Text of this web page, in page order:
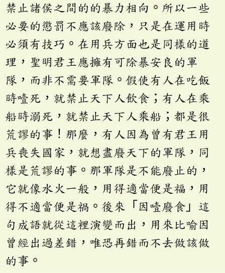
禁止諸侯之間的的暴力相向。所以一些
必要的懲罰不應該廢除，只是在運用時
必須有技巧。在用兵方面也是同樣的道
理，聖明君王應擁有可除暴安良的軍
隊，而非不需要軍隊。假使有人在吃飯
時噎死，就禁止天下人飲食；有人在乘
船時溺死，就禁止天下人乘船；都是很
荒謬的事！那麼，有人因為曾有君王用
兵喪失國家，就想盡廢天下的軍隊，同
樣是荒謬的事。那軍隊是不能廢止的，
它就像水火一般，用得適當便是福，用
得不適當便是禍。後來「因噎廢食」這
句成語就從這裡演變而出，用來比喻因
曾經出過差錯，唯恐再錯而不去做該做
的事。